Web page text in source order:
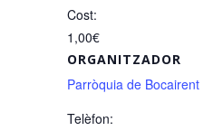
Cost:
1,00€
ORGANITZADOR
Parròquia de Bocairent
Telèfon: